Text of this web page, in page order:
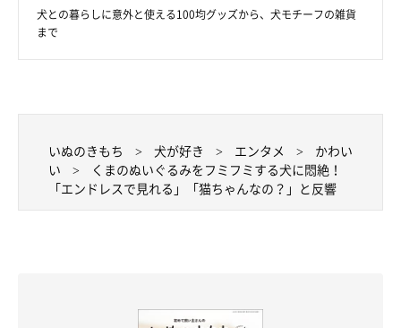
犬との暮らしに意外と使える100均グッズから、犬モチーフの雑貨
まで
いぬのきもち 犬が好き エンタメ
かわい
い
くまのぬいぐるみをフミフミする犬に悶絶！
「エンドレスで見れる」「猫ちゃんなの？」と反響